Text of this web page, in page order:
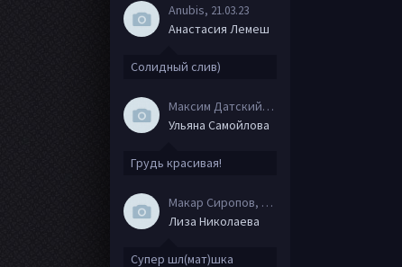
Anubis, 21.03.23
Анастасия Лемеш
Солидный слив)
Максим Датский
, 15.08.20
Ульяна Самойлова
Грудь красивая!
Макар Сиропов, 08.08.20
Лиза Николаева
Супер шл(мат)шка